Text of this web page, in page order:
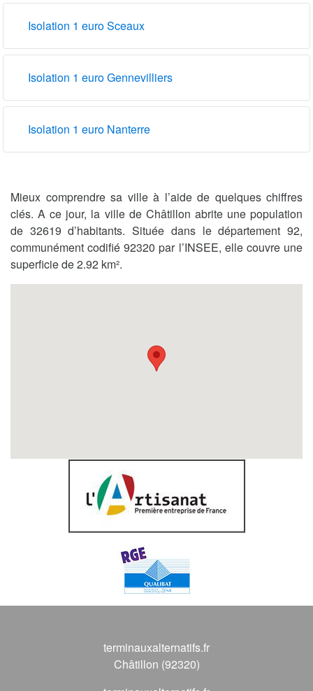
Isolation 1 euro Sceaux
Isolation 1 euro Gennevilliers
Isolation 1 euro Nanterre
Mieux comprendre sa ville à l’aide de quelques chiffres
clés. A ce jour, la ville de Châtillon abrite une population
de 32619 d’habitants. Située dans le département 92,
communément codifié 92320 par l’INSEE, elle couvre une
superficie de 2.92 km².
terminauxalternatifs.fr
Châtillon (92320)